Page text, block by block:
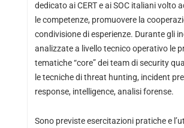
dedicato ai CERT e ai SOC italiani volto
le competenze, promuovere la
condivisione di esperienze. Durante gli
analizzate a livello tecnico operativo le
tematiche “core” dei team di security
le tecniche di threat hunting, incident
response, intelligence, analisi forense.
Sono previste esercitazioni pratiche e